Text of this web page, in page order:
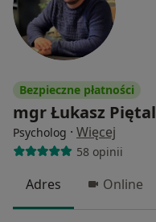
Bezpieczne płatności
mgr Łukasz Piętal
Psycholog · Więcej
58 opinii
Adres Online